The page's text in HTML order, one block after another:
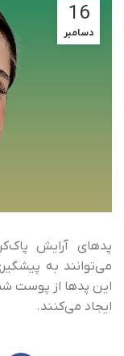
16
دسامبر
پدهای آرایش
می‌توانند به
این پدها از پوست
ایجاد می‌کنند.